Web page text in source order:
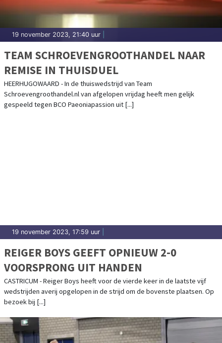
19 november 2023, 21:40 uur
TEAM SCHROEVENGROOTHANDEL NAAR
REMISE IN THUISDUEL
HEERHUGOWAARD - In de thuiswedstrijd van Team
Schroevengroothandel.nl van afgelopen vrijdag heeft men gelijk
gespeeld tegen BCO Paeoniapassion uit [...]
19 november 2023, 17:59 uur
REIGER BOYS GEEFT OPNIEUW 2-0
VOORSPRONG UIT HANDEN
CASTRICUM - Reiger Boys heeft voor de vierde keer in de laatste vijf
wedstrijden averij opgelopen in de strijd om de bovenste plaatsen. Op
bezoek bij [...]